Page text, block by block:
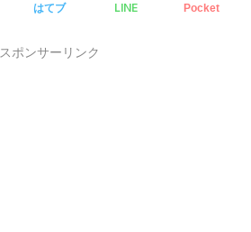
はてブ LINE Pocket
スポンサーリンク